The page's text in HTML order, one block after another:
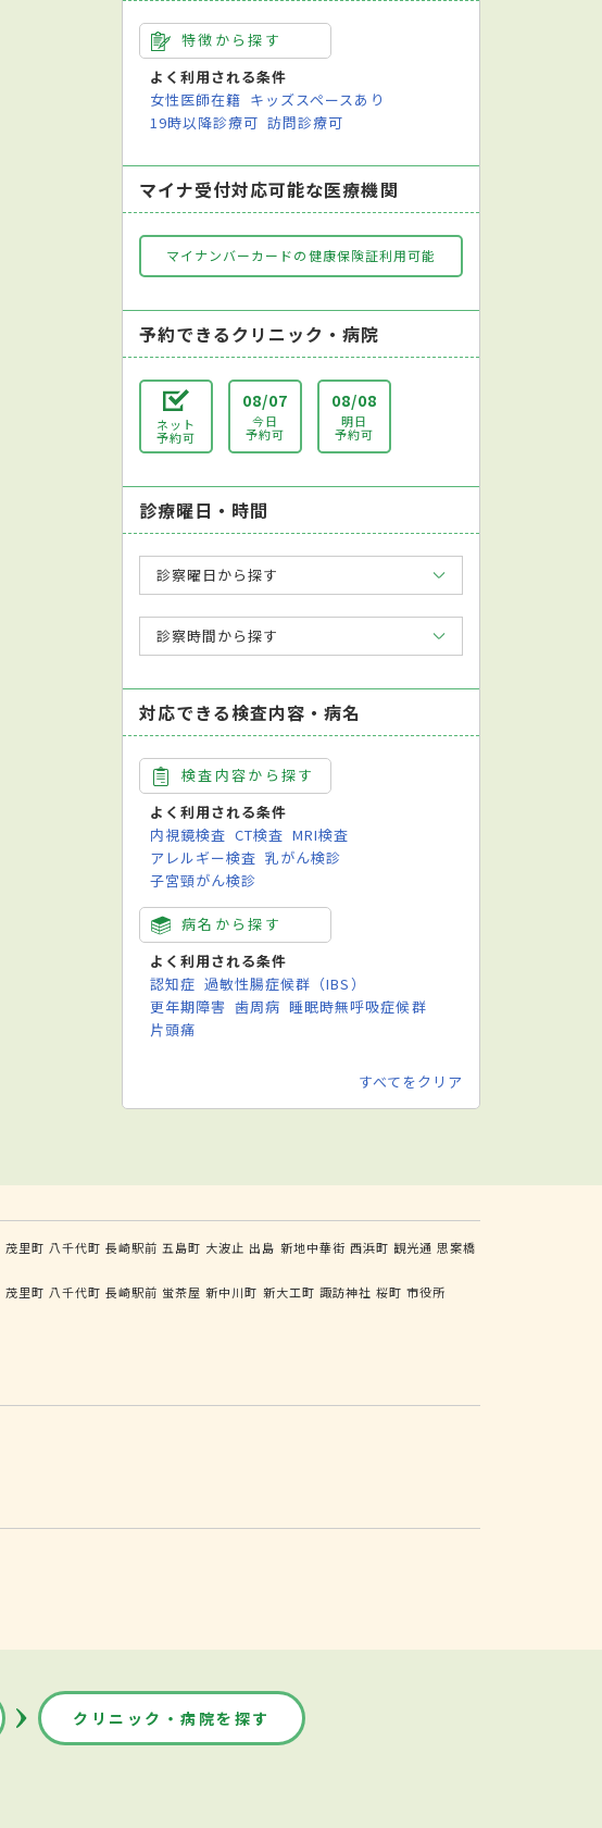
特徴から探す
よく利用される条件
女性医師在籍 キッズスペースあり
19時以降診療可 訪問診療可
マイナ受付対応可能な医療機関
マイナンバーカードの健康保険証利用可能
予約できるクリニック・病院
ネット
予約可
08/07
今日
予約可
08/08
明日
予約可
診療曜日・時間
診察曜日から探す
診察時間から探す
対応できる検査内容・病名
検査内容から探す
よく利用される条件
内視鏡検査 CT検査 MRI検査
アレルギー検査 乳がん検診
子宮頸がん検診
病名から探す
よく利用される条件
認知症 過敏性腸症候群（IBS）
更年期障害 歯周病 睡眠時無呼吸症候群
片頭痛
すべてをクリア
茂里町 八千代町 長崎駅前 五島町 大波止 出島 新地中華街 西浜町 観光通 思案橋
茂里町 八千代町 長崎駅前 蛍茶屋 新中川町 新大工町 諏訪神社 桜町 市役所
クリニック・病院を探す